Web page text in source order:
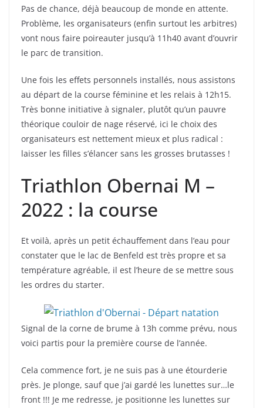
Pas de chance, déjà beaucoup de monde en attente.
Problème, les organisateurs (enfin surtout les arbitres)
vont nous faire poireauter jusqu’à 11h40 avant d’ouvrir
le parc de transition.
Une fois les effets personnels installés, nous assistons
au départ de la course féminine et les relais à 12h15.
Très bonne initiative à signaler, plutôt qu’un pauvre
théorique couloir de nage réservé, ici le choix des
organisateurs est nettement mieux et plus radical :
laisser les filles s’élancer sans les grosses brutasses !
Triathlon Obernai M –
2022 : la course
Et voilà, après un petit échauffement dans l’eau pour
constater que le lac de Benfeld est très propre et sa
température agréable, il est l’heure de se mettre sous
les ordres du starter.
Signal de la corne de brume à 13h comme prévu, nous
voici partis pour la première course de l’année.
Cela commence fort, je ne suis pas à une étourderie
près. Je plonge, sauf que j’ai gardé les lunettes sur…le
front !!! Je me redresse, je positionne les lunettes sur